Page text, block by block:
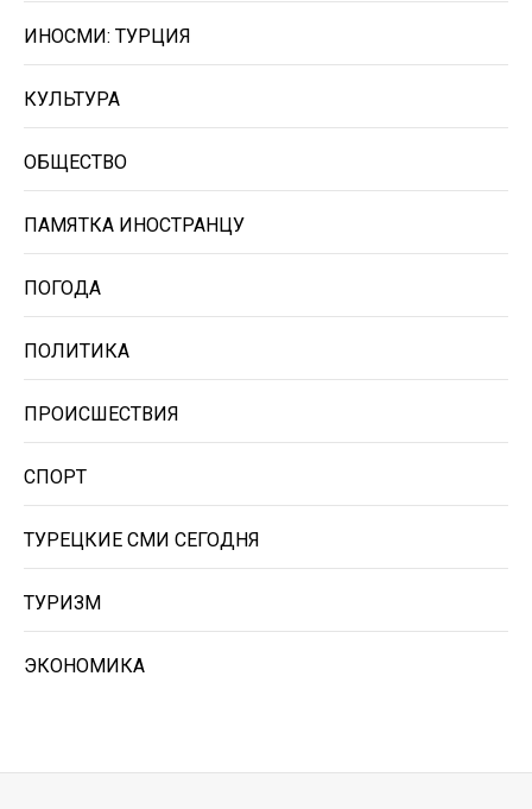
ИНОСМИ: ТУРЦИЯ
КУЛЬТУРА
ОБЩЕСТВО
ПАМЯТКА ИНОСТРАНЦУ
ПОГОДА
ПОЛИТИКА
ПРОИСШЕСТВИЯ
СПОРТ
ТУРЕЦКИЕ СМИ СЕГОДНЯ
ТУРИЗМ
ЭКОНОМИКА